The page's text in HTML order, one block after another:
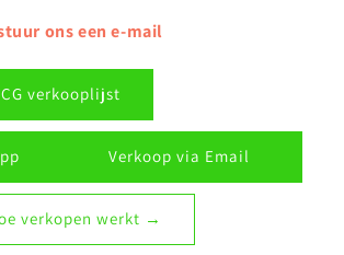
ons een e-mail
verkooplijst
Verkoop via Email
verkopen werkt →